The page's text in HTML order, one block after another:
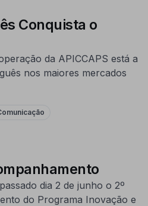
Conquista o
da APICCAPS está a
nos maiores mercados
dia 2 de junho o 2º
do Programa Inovação e